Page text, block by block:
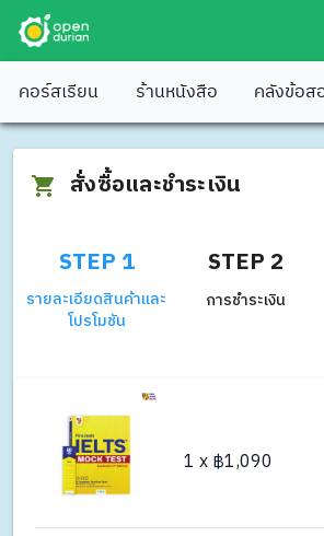
คอร์สเรียน ร้านหนังสือ คลังข้อส
สั่งซื้อและชำระเงิน
STEP 1
รายละเอียดสินค้าและ
โปรโมชัน
STEP 2
การชำระเงิน
1 x ฿1,090